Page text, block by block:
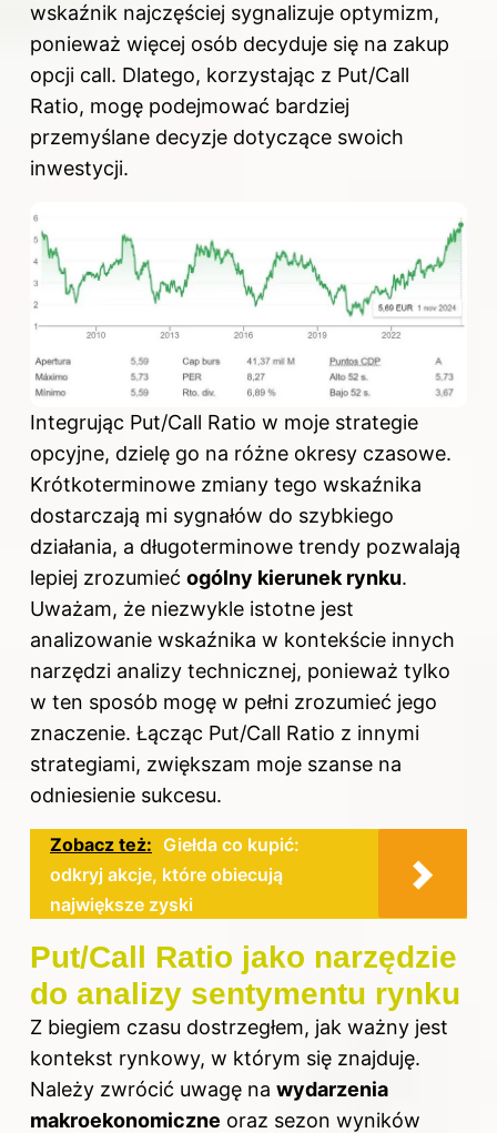
wskaźnik najczęściej sygnalizuje optymizm,
ponieważ więcej osób decyduje się na zakup
opcji call. Dlatego, korzystając z Put/Call
Ratio, mogę podejmować bardziej
przemyślane decyzje dotyczące swoich
inwestycji.
Integrując Put/Call Ratio w moje strategie
opcyjne, dzielę go na różne okresy czasowe.
Krótkoterminowe zmiany tego wskaźnika
dostarczają mi sygnałów do szybkiego
działania, a długoterminowe trendy pozwalają
lepiej zrozumieć ogólny kierunek rynku.
Uważam, że niezwykle istotne jest
analizowanie wskaźnika w kontekście innych
narzędzi analizy technicznej, ponieważ tylko
w ten sposób mogę w pełni zrozumieć jego
znaczenie. Łącząc Put/Call Ratio z innymi
strategiami, zwiększam moje szanse na
odniesienie sukcesu.
Zobacz też: Giełda co kupić:
odkryj akcje, które obiecują
największe zyski
Put/Call Ratio jako narzędzie
do analizy sentymentu rynku
Z biegiem czasu dostrzegłem, jak ważny jest
kontekst rynkowy, w którym się znajduję.
Należy zwrócić uwagę na wydarzenia
makroekonomiczne oraz sezon wyników